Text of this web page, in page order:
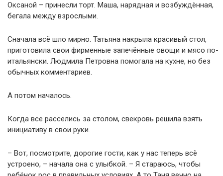
Оксаной – принесли торт. Маша, нарядная и возбуждённая,
бегала между взрослыми.
Сначала всё шло мирно. Татьяна накрыла красивый стол,
приготовила свои фирменные запечённые овощи и мясо по-
итальянски. Людмила Петровна помогала на кухне, но без
обычных комментариев.
А потом началось.
Когда все расселись за столом, свекровь решила взять
инициативу в свои руки.
– Вот, посмотрите, дорогие гости, как у нас теперь всё
устроено, – начала она с улыбкой. – Я стараюсь, чтобы